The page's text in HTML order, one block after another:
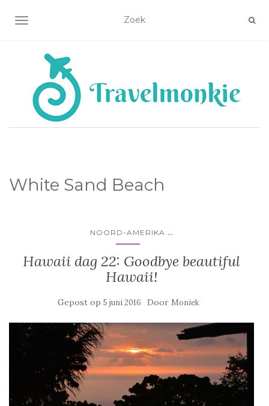
TOGGLE NAVIGATIE
White Sand Beach
NOORD-AMERIKA ...
Hawaii dag 22: Goodbye beautiful
Hawaii!
Gepost op 5 juni 2016 Door Moniek